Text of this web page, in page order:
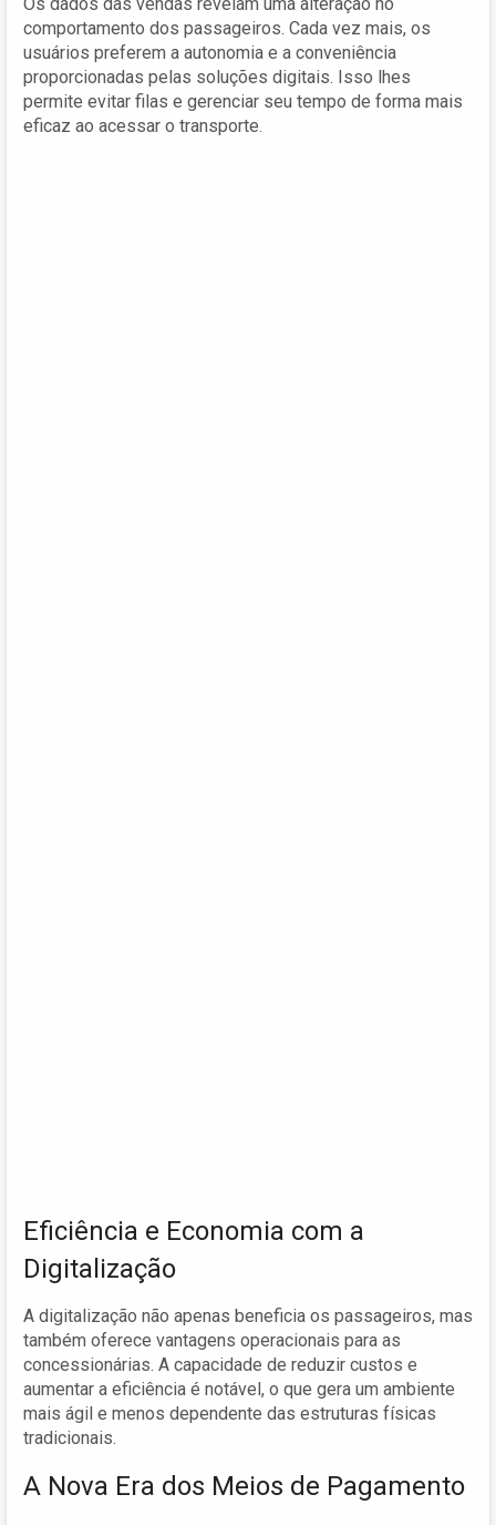
comportamento dos passageiros. Cada vez mais, os
usuários preferem a autonomia e a conveniência
proporcionadas pelas soluções digitais. Isso lhes
permite evitar filas e gerenciar seu tempo de forma mais
eficaz ao acessar o transporte.
Eficiência e Economia com a
Digitalização
A digitalização não apenas beneficia os passageiros, mas
também oferece vantagens operacionais para as
concessionárias. A capacidade de reduzir custos e
aumentar a eficiência é notável, o que gera um ambiente
mais ágil e menos dependente das estruturas físicas
tradicionais.
A Nova Era dos Meios de Pagamento